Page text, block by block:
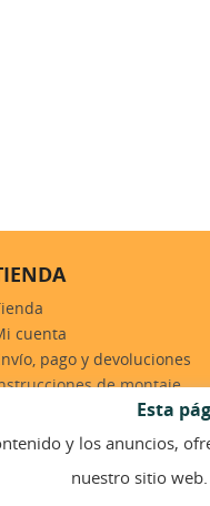
cuenta
pago y devoluciones
de montaje
Esta
y los anuncios,
nuestro sitio web.